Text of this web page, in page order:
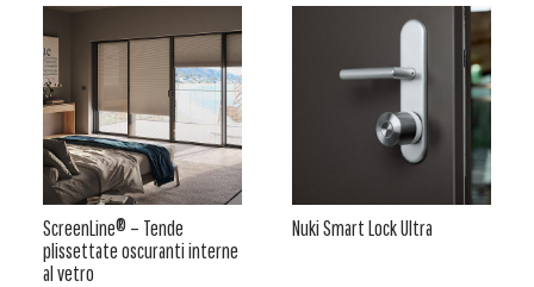
ScreenLine® – Tende
plissettate oscuranti interne
al vetro
Nuki Smart Lock Ultra